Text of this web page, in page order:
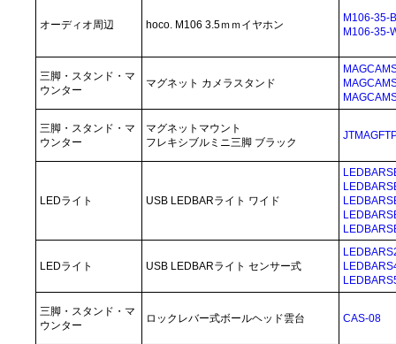
オーディオ周辺 hoco. M106 3.5ｍｍイヤホン
M106-35-
M106-35-
三脚・スタンド・マ
ウンター
マグネット カメラスタンド
三脚・スタンド・マ
ウンター
マグネットマウント
フレキシブルミニ三脚 ブラック
LEDライト USB LEDBARライト ワイド
LEDライト USB LEDBARライト センサー式
三脚・スタンド・マ
ウンター
ロックレバー式ボールヘッド雲台 CAS-08